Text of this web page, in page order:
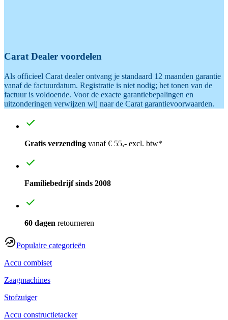
Carat Dealer voordelen
Als officieel Carat dealer ontvang je standaard 12 maanden garantie
vanaf de factuurdatum. Registratie is niet nodig; het tonen van de
factuur is voldoende. Voor de exacte garantiebepalingen en
uitzonderingen verwijzen wij naar de Carat garantievoorwaarden.
Gratis verzending vanaf € 55,- excl. btw*
Familiebedrijf sinds 2008
60 dagen retourneren
Populaire categorieën
Accu combiset
Zaagmachines
Stofzuiger
Accu constructietacker